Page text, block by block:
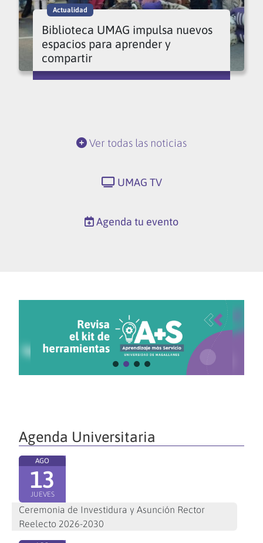
Actualidad
Biblioteca UMAG impulsa nuevos
espacios para aprender y
compartir
Ver todas las noticias
UMAG TV
Agenda tu evento
Agenda Universitaria
AGO
13
JUEVES
Ceremonia de Investidura y Asunción Rector
Reelecto 2026-2030